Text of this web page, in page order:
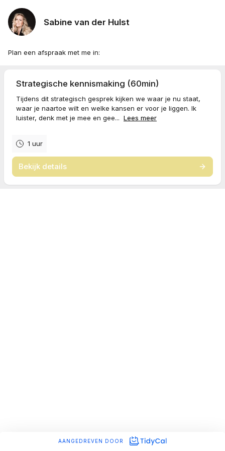
Sabine van der Hulst
Plan een afspraak met me in:
Strategische kennismaking (60min)
Tijdens dit strategisch gesprek kijken we waar je nu staat,
waar je naartoe wilt en welke kansen er voor je liggen. Ik
luister, denk met je mee en gee... Lees meer
1 uur
Bekijk details
AANGEDREVEN DOOR